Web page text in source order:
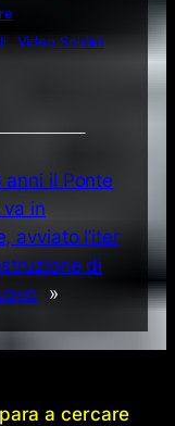
Video Soldini
anni il Ponte
va in
avviato l’iter
di
»
a cercare